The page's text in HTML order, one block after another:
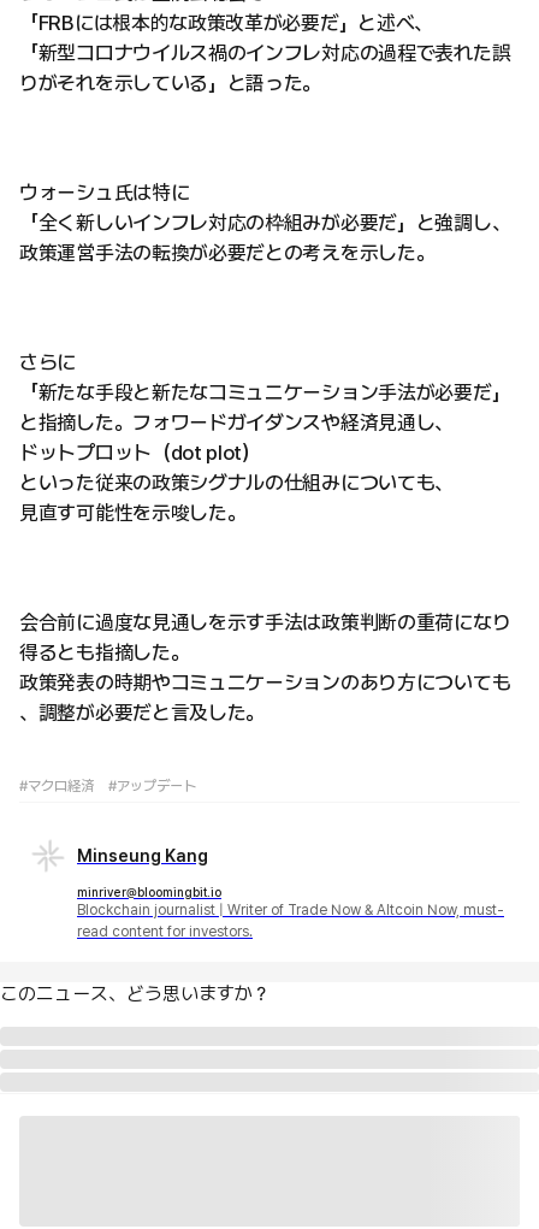
「FRBには根本的な政策改革が必要だ」と述べ、
「新型コロナウイルス禍のインフレ対応の過程で表れた誤
りがそれを示している」と語った。
ウォーシュ氏は特に
「全く新しいインフレ対応の枠組みが必要だ」と強調し、
政策運営手法の転換が必要だとの考えを示した。
さらに
「新たな手段と新たなコミュニケーション手法が必要だ」
と指摘した。フォワードガイダンスや経済見通し、
ドットプロット（dot plot）
といった従来の政策シグナルの仕組みについても、
見直す可能性を示唆した。
会合前に過度な見通しを示す手法は政策判断の重荷になり
得るとも指摘した。
政策発表の時期やコミュニケーションのあり方についても
、調整が必要だと言及した。
#マクロ経済 #アップデート
Minseung Kang
minriver@bloomingbit.io
Blockchain journalist | Writer of Trade Now & Altcoin Now, must-
read content for investors.
このニュース、どう思いますか？